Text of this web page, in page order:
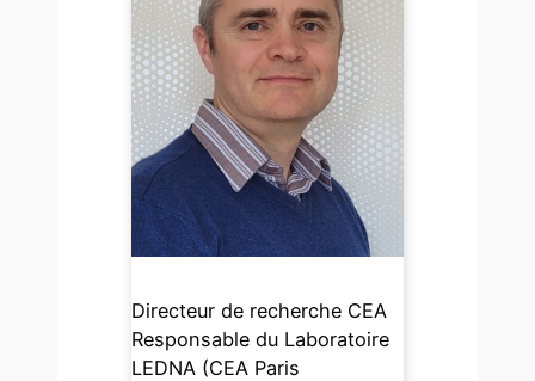
Directeur de recherche CEA
Responsable du Laboratoire
LEDNA (CEA Paris